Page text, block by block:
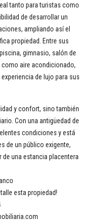
tanto para turistas como
de desarrollar un
ampliando así el
propiedad. Entre sus
gimnasio, salón de
aire acondicionado,
de lujo para sus
y confort, sino también
Con una antigüedad de
condiciones y está
de un público exigente,
una estancia placentera
esta propiedad!